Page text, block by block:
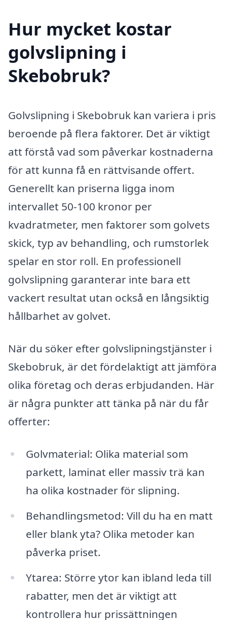
Hur mycket kostar
golvslipning i
Skebobruk?
Golvslipning i Skebobruk kan variera i pris
beroende på flera faktorer. Det är viktigt
att förstå vad som påverkar kostnaderna
för att kunna få en rättvisande offert.
Generellt kan priserna ligga inom
intervallet 50-100 kronor per
kvadratmeter, men faktorer som golvets
skick, typ av behandling, och rumstorlek
spelar en stor roll. En professionell
golvslipning garanterar inte bara ett
vackert resultat utan också en långsiktig
hållbarhet av golvet.
När du söker efter golvslipningstjänster i
Skebobruk, är det fördelaktigt att jämföra
olika företag och deras erbjudanden. Här
är några punkter att tänka på när du får
offerter:
Golvmaterial: Olika material som
parkett, laminat eller massiv trä kan
ha olika kostnader för slipning.
Behandlingsmetod: Vill du ha en matt
eller blank yta? Olika metoder kan
påverka priset.
Ytarea: Större ytor kan ibland leda till
rabatter, men det är viktigt att
kontrollera hur prissättningen